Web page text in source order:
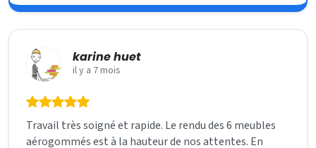
karine huet
il y a 7 mois
Travail très soigné et rapide. Le rendu des 6 meubles
aérogommés est à la hauteur de nos attentes. En